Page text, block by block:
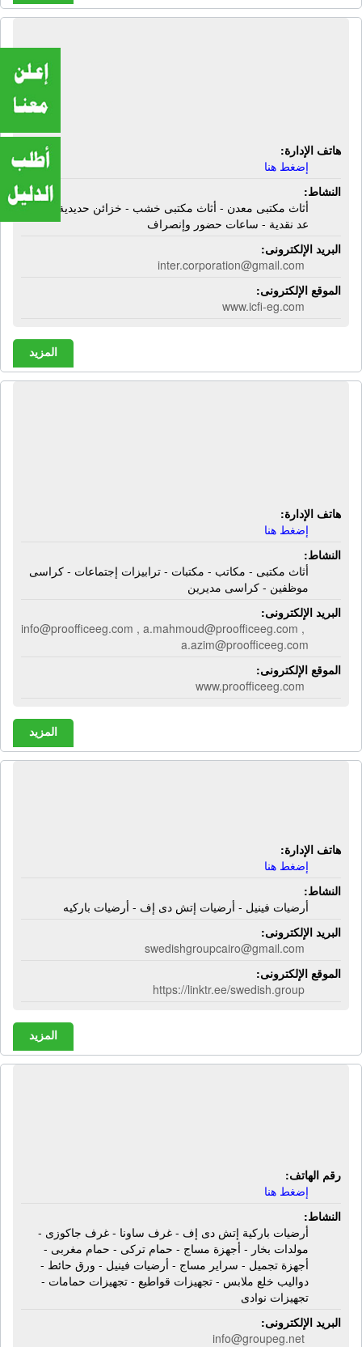
خزائن حديدية - آلات عد نقدية - ساعات
هاتف الإدارة:
إضغط هنا
النشاط:
أثاث مكتبى معدن - أثاث مكتبى خشب - خزائن حديدية - آلات
عد نقدية - ساعات حضور وإنصراف
البريد الإلكترونى:
inter.corporation@gmail.com
الموقع الإلكترونى:
www.icfi-eg.com
المزيد
هاتف الإدارة:
إضغط هنا
النشاط:
أثاث مكتبى - مكاتب - مكتبات - ترابيزات إجتماعات - كراسى
موظفين - كراسى مديرين
البريد الإلكترونى:
info@proofficeeg.com , a.mahmoud@proofficeeg.com ,
a.azim@proofficeeg.com
الموقع الإلكترونى:
www.proofficeeg.com
المزيد
هاتف الإدارة:
إضغط هنا
النشاط:
أرضيات فينيل - أرضيات إتش دى إف - أرضيات باركيه
البريد الإلكترونى:
swedishgroupcairo@gmail.com
الموقع الإلكترونى:
https://linktr.ee/swedish.group
المزيد
رقم الهاتف:
إضغط هنا
النشاط:
أرضيات باركية إتش دى إف - غرف ساونا - غرف جاكوزى -
مولدات بخار - أجهزة مساج - حمام تركى - حمام مغربى -
أجهزة تجميل - سراير مساج - أرضيات فينيل - ورق حائط -
دواليب خلع ملابس - تجهيزات قواطيع - تجهيزات حمامات -
تجهيزات نوادى
البريد الإلكترونى:
info@groupeg.net